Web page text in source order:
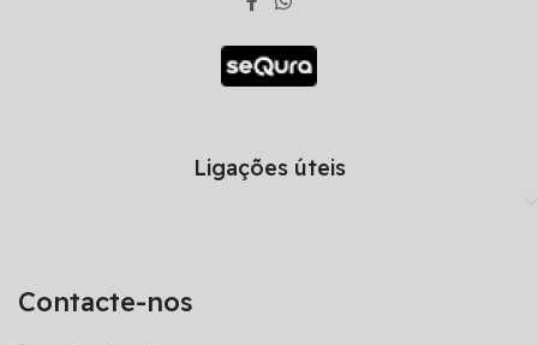
Contacte-nos
Ligações úteis